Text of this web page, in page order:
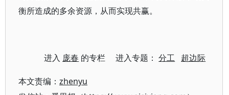
衡所造成的多余资源，从而实现共赢。
进入 庞春 的专栏 进入专题：分工 超边际
本文责编： zhenyu